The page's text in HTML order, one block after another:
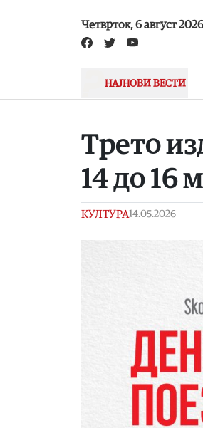
Четврток, 6 август 2026
НАЈНОВИ ВЕСТИ
Трето
14 до 16
КУЛТУРА14.05.2026